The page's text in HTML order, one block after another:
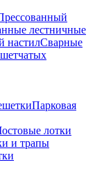
лестничные
настилСварные
Парковая
лотки
и трапы